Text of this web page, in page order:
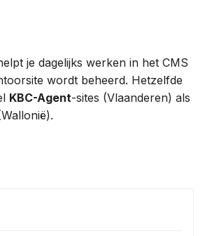
je dagelijks werken in het CMS
wordt beheerd. Hetzelfde
KBC-Agent-sites (Vlaanderen) als